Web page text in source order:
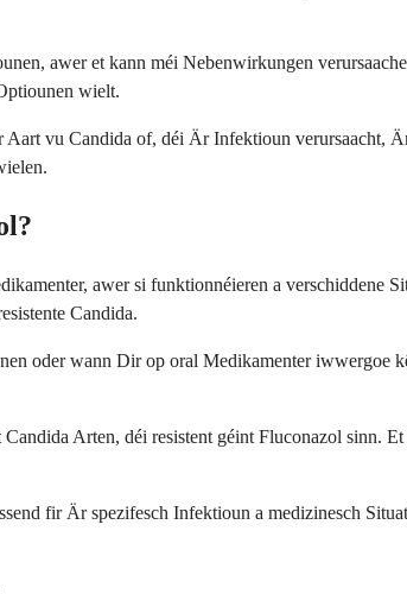
awer et kann méi Nebenwirkungen
wielt.
vu Candida of, déi Är Infektioun verursaacht,
awer si funktionnéieren a verschiddene
Candida.
oder wann Dir op oral Medikamenter iwwergoe
Arten, déi resistent géint Fluconazol sinn.
fir Är spezifesch Infektioun a medizinesch